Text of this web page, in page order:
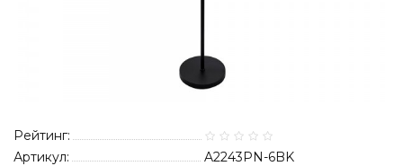
Рейтинг:
Артикул:
A2243PN-6BK